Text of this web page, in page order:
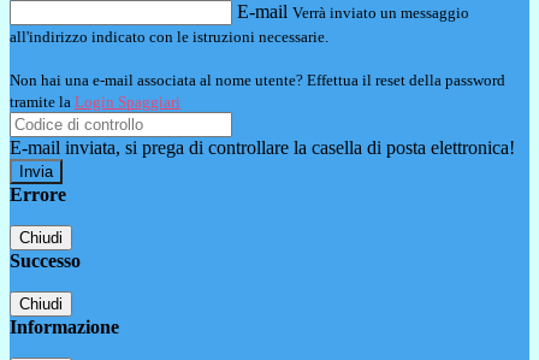
E-mail Verrà inviato un messaggio
all'indirizzo indicato con le istruzioni necessarie.
Non hai una e-mail associata al nome utente? Effettua il reset della password
tramite la Login Spaggiari
E-mail inviata, si prega di controllare la casella di posta elettronica!
Errore
Chiudi
Successo
Chiudi
Informazione